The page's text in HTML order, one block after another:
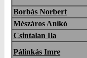
Borbás Norbert
Mészáros Anikó
Csintalan Ila
Pálinkás Imre